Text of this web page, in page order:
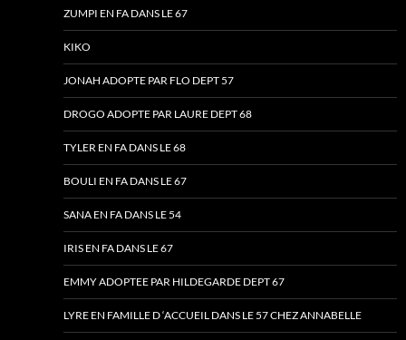
ZUMPI EN FA DANS LE 67
KIKO
JONAH ADOPTE PAR FLO DEPT 57
DROGO ADOPTE PAR LAURE DEPT 68
TYLER EN FA DANS LE 68
BOULI EN FA DANS LE 67
SANA EN FA DANS LE 54
IRIS EN FA DANS LE 67
EMMY ADOPTEE PAR HILDEGARDE DEPT 67
LYRE EN FAMILLE D ‘ACCUEIL DANS LE 57 CHEZ ANNABELLE